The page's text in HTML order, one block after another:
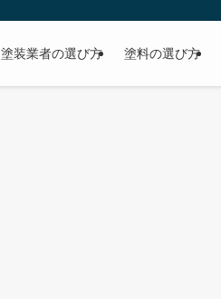
塗装業者の選び方 塗料の選び方